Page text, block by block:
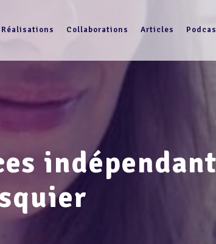
Réalisations Collaborations Articles